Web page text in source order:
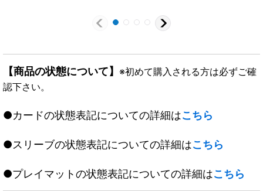
【商品の状態について】 ※初めて購入される方は必ずご確
認下さい。
●カードの状態表記についての詳細はこちら
●スリーブの状態表記についての詳細はこちら
●プレイマットの状態表記についての詳細はこちら